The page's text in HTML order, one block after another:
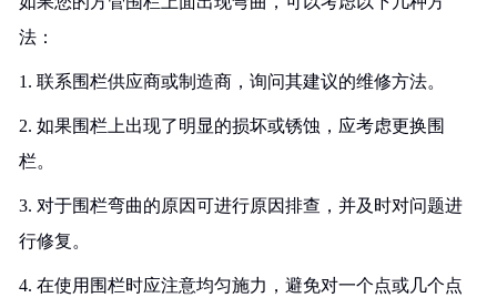
法：
1. 联系围栏供应商或制造商，询问其建议的维修方法。
2. 如果围栏上出现了明显的损坏或锈蚀，应考虑更换围
栏。
3. 对于围栏弯曲的原因可进行原因排查，并及时对问题进
行修复。
4. 在使用围栏时应注意均匀施力，避免对一个点或几个点